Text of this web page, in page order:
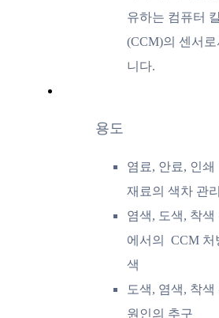
유하는 컴퓨터
(CCM)의 센서
니다.
용도
염료, 안료, 인
재료의 색차 관리
염색, 도색, 착색
에서의 CCM 처
색
도색, 염색, 착
원인의 추구